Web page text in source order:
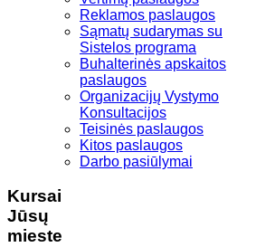
Reklamos paslaugos
Sąmatų sudarymas su
Sistelos programa
Buhalterinės apskaitos
paslaugos
Organizacijų Vystymo
Konsultacijos
Teisinės paslaugos
Kitos paslaugos
Darbo pasiūlymai
Kursai
Jūsų
mieste